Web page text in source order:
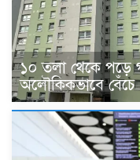
১০ তলা থেকে পড়ে
অলৌকিকভাবে